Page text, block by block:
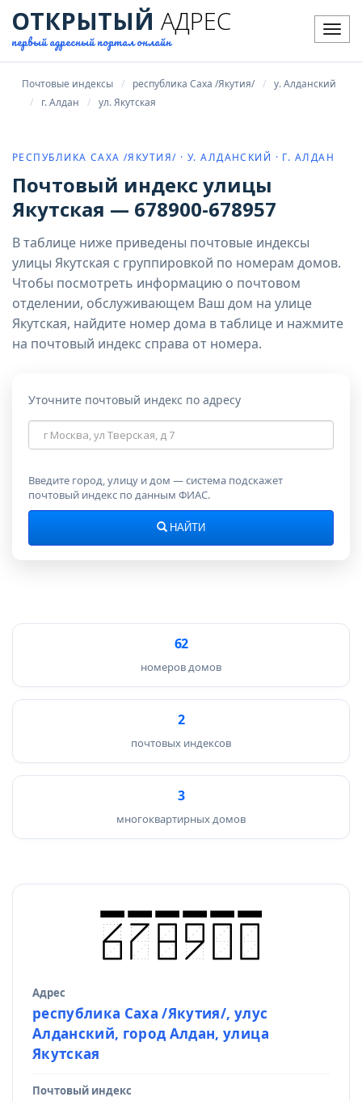
ОТКРЫТЫЙ АДРЕС
первый адресный портал онлайн
Почтовые индексы республика Саха /Якутия/
у. Алданский
г. Алдан
ул. Якутская
РЕСПУБЛИКА САХА /ЯКУТИЯ/ · У. АЛДАНСКИЙ · Г. АЛДАН
Почтовый индекс улицы
Якутская — 678900-678957
В таблице ниже приведены почтовые индексы
улицы Якутская с группировкой по номерам домов.
Чтобы посмотреть информацию о почтовом
отделении, обслуживающем Ваш дом на улице
Якутская, найдите номер дома в таблице и нажмите
на почтовый индекс справа от номера.
Уточните почтовый индекс по адресу
Адрес
для
индекса
Введите город, улицу и дом — система подскажет
почтовый индекс по данным ФИАС.
НАЙТИ
62
номеров домов
2
почтовых индексов
3
многоквартирных домов
Адрес
республика Саха /Якутия/, улус
Алданский, город Алдан, улица
Якутская
Почтовый индекс
Источник данных